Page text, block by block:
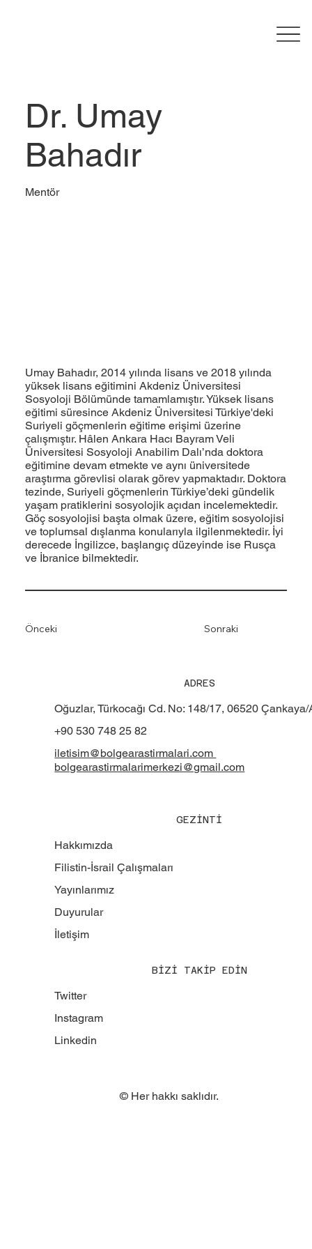
Dr. Umay
Bahadır
Mentör
Umay Bahadır, 2014 yılında lisans ve 2018 yılında
yüksek lisans eğitimini Akdeniz Üniversitesi
Sosyoloji Bölümünde tamamlamıştır. Yüksek lisans
eğitimi süresince Akdeniz Üniversitesi Türkiye'deki
Suriyeli göçmenlerin eğitime erişimi üzerine
çalışmıştır. Hâlen Ankara Hacı Bayram Veli
Üniversitesi Sosyoloji Anabilim Dalı’nda doktora
eğitimine devam etmekte ve aynı üniversitede
araştırma görevlisi olarak görev yapmaktadır. Doktora
tezinde, Suriyeli göçmenlerin Türkiye’deki gündelik
yaşam pratiklerini sosyolojik açıdan incelemektedir.
Göç sosyolojisi başta olmak üzere, eğitim sosyolojisi
ve toplumsal dışlanma konularıyla ilgilenmektedir. İyi
derecede İngilizce, başlangıç düzeyinde ise Rusça
ve İbranice bilmektedir.
Sonraki
Önceki
ADRES
Oğuzlar, Türkocağı Cd. No: 148/17, 06520
+90 530 748 25 82
iletisim@bolgearastirmalari.com
bolgearastirmalarimerkezi@gmail.com
GEZİNTİ
Hakkımızda
Filistin-İsrail Çalışmaları
Yayınlarımız
Duyurular
İletişim
BİZİ TAKİP EDİN
Twitter
Instagram
Linkedin
© Her hakkı saklıdır.